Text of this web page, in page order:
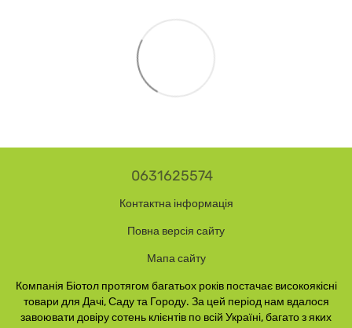
0631625574
Контактна інформація
Повна версія сайту
Мапа сайту
Компанія Біотол протягом багатьох років постачає високоякісні
товари для Дачі, Саду та Городу. За цей період нам вдалося
завоювати довіру сотень клієнтів по всій Україні, багато з яких